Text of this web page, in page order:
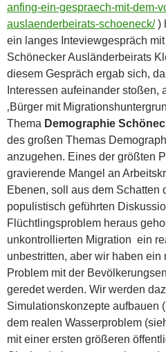
anfing-ein-gespraech-mit-dem-
auslaenderbeirats-schoeneck/)
ein langes Inteviewgespräch
Schönecker Ausländerbeirats
diesem Gespräch ergab sich,
Interessen aufeinander stoßen,
‚Bürger mit
Thema Demographie
des großen Themas
anzugehen. Eines der größten
gravierende Mangel an
Ebenen, soll aus dem Schatten
populistisch geführten
Flüchtlingsproblem heraus
unkontrollierten Migration ein
unbestritten, aber wir haben
Problem mit der
geredet werden. Wir werden
Simulationskonzepte aufbauen
dem realen Wasserproblem
mit einer ersten größeren